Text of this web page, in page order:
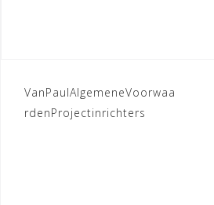
Bericht
navigatie
VanPaulAlgemeneVoorwaa
rdenProjectinrichters